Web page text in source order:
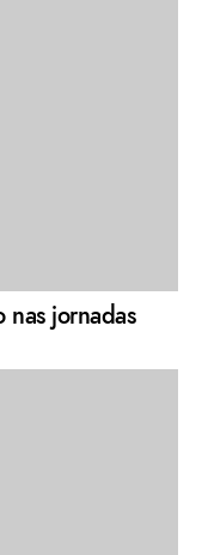
nas jornadas